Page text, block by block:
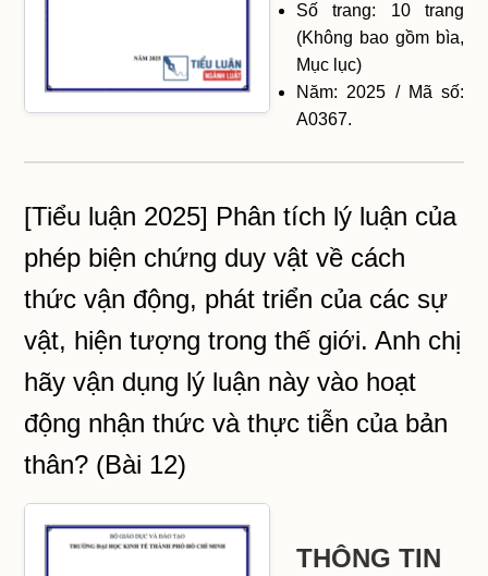
Số trang: 10 trang
(Không bao gồm bìa,
Mục lục)
Năm: 2025 / Mã số:
A0367.
[Tiểu luận 2025] Phân tích lý luận của
phép biện chứng duy vật về cách
thức vận động, phát triển của các sự
vật, hiện tượng trong thế giới. Anh chị
hãy vận dụng lý luận này vào hoạt
động nhận thức và thực tiễn của bản
thân? (Bài 12)
THÔNG TIN